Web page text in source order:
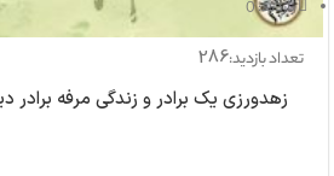
بازدید: 0
تعداد بازدید:286
زهدورزی یک برادر و زندگی مرفه برادر